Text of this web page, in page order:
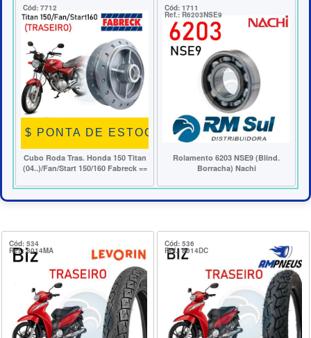
7712
CR324
PONTA DE ESTOQUE $
Roda Tras. Honda 150 Titan
Fan/Start 150/160 Fabreck ==
Cód: 1711
Ref.: R6203NSE9
Rolamento 6203 NSE9 (Blind.
Borracha) Nachi
Ref.:
Cód: 534
Ref.: 8014MA
Cód: 536
Ref.: 8014DC